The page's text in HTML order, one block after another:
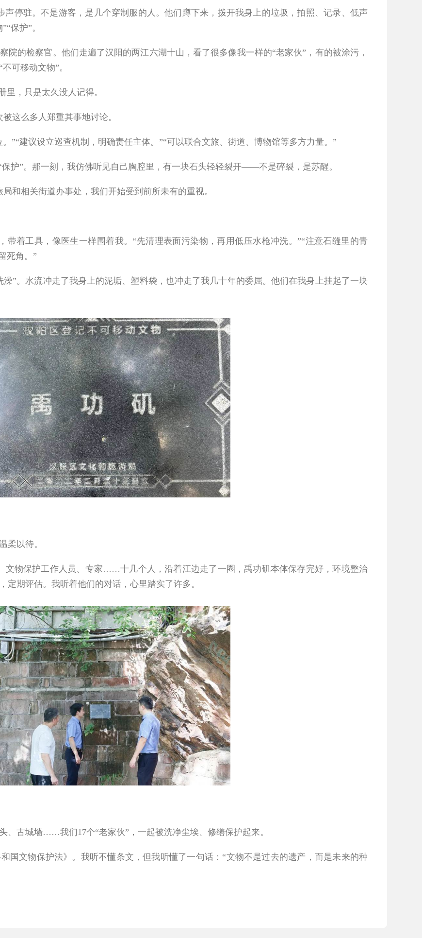
声停驻。不是游客，是几个穿制服的人。他们蹲下来，拨开我身上的垃圾，拍照、记录、低声
保护”。
的检察官。他们走遍了汉阳的两江六湖十山，看了很多像我一样的“老家伙”，有的被涂污，
可移动文物”。
，只是太久没人记得。
这么多人郑重其事地讨论。
建议设立巡查机制，明确责任主体。”“可以联合文旅、街道、博物馆等多方力量。”
”。那一刻，我仿佛听见自己胸腔里，有一块石头轻轻裂开——不是碎裂，是苏醒。
和相关街道办事处，我们开始受到前所未有的重视。
带着工具，像医生一样围着我。“先清理表面污染物，再用低压水枪冲洗。”“注意石缝里的青
死角。”
。水流冲走了我身上的泥垢、塑料袋，也冲走了我几十年的委屈。他们在我身上挂起了一块
以待。
文物保护工作人员、专家……十几个人，沿着江边走了一圈，禹功矶本体保存完好，环境整治
期评估。我听着他们的对话，心里踏实了许多。
、古城墙……我们17个“老家伙”，一起被洗净尘埃、修缮保护起来。
文物保护法》。我听不懂条文，但我听懂了一句话：“文物不是过去的遗产，而是未来的种